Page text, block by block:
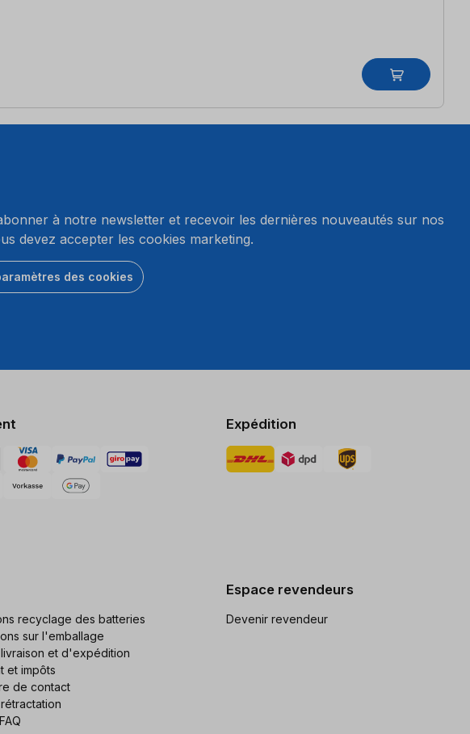
à notre newsletter et recevoir les dernières nouveautés sur nos
devez accepter les cookies marketing.
des cookies
Expédition
recyclage des batteries
sur l'emballage
et d'expédition
et impôts
de contact
Espace revendeurs
Devenir revendeur